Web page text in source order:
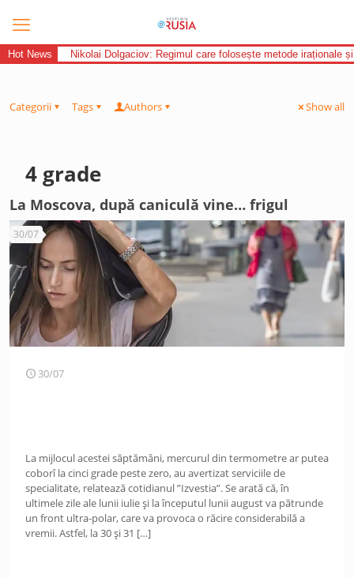
Hot News Nikolai Dolgaciov: Regimul care folosește metode iraționale
Categorii Tags Authors Show all
4 grade
La Moscova, după caniculă vine… frigul
30/07
30/07
La mijlocul acestei săptămâni, mercurul din termometre ar putea
coborî la cinci grade peste zero, au avertizat serviciile de
specialitate, relatează cotidianul ”Izvestia”. Se arată că, în
ultimele zile ale lunii iulie și la începutul lunii august va pătrunde
un front ultra-polar, care va provoca o răcire considerabilă a
vremii. Astfel, la 30 și 31 […]